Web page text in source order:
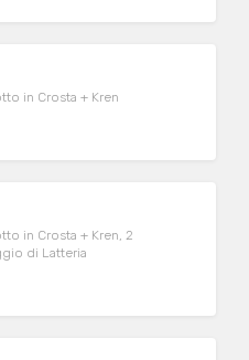
in Crosta + Kren
in Crosta + Kren, 2
di Latteria